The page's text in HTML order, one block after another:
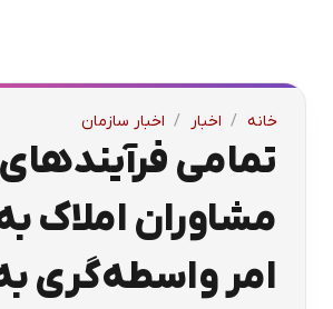
خانه / اخبار / اخبار سازمان
تمامی فرآیندهای
مشاوران املاک
امر واسطه‌گری